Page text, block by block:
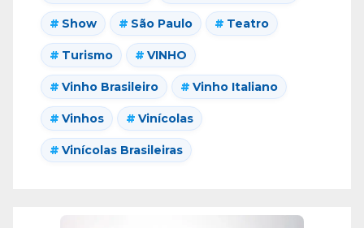
Show São Paulo Teatro
Turismo VINHO
Vinho Brasileiro Vinho Italiano
Vinhos Vinícolas
Vinícolas Brasileiras